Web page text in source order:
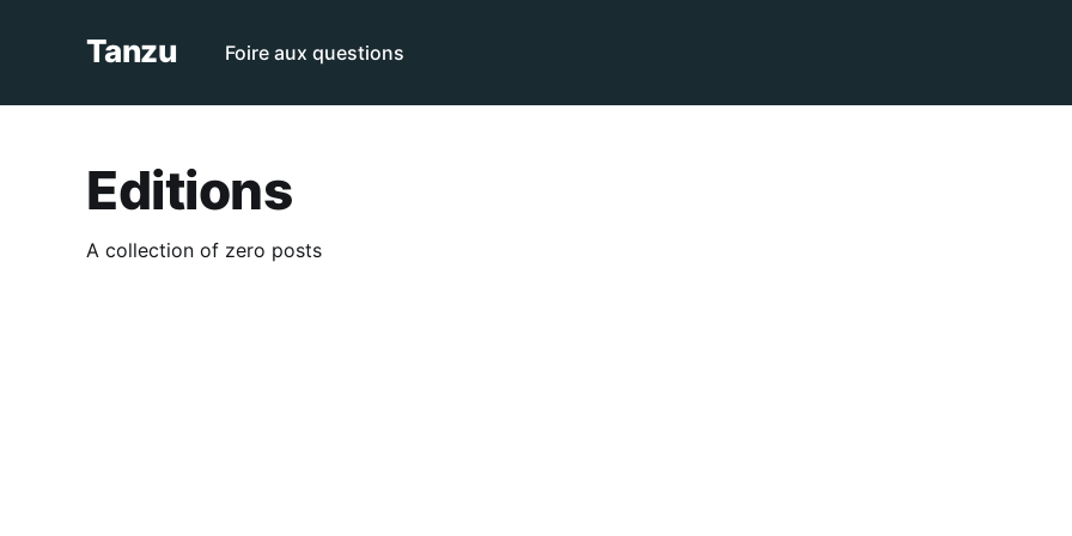
Tanzu Foire aux questions
Editions
A collection of zero posts